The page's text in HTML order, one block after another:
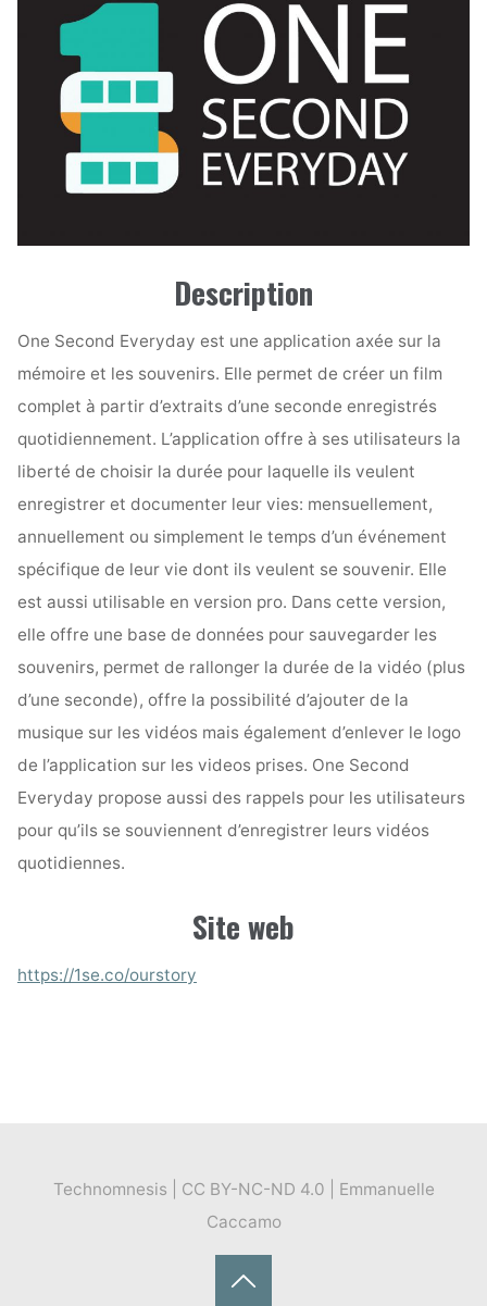
Description
One Second Everyday est une application axée sur la
mémoire et les souvenirs. Elle permet de créer un film
complet à partir d’extraits d’une seconde enregistrés
quotidiennement. L’application offre à ses utilisateurs la
liberté de choisir la durée pour laquelle ils veulent
enregistrer et documenter leur vies: mensuellement,
annuellement ou simplement le temps d’un événement
spécifique de leur vie dont ils veulent se souvenir. Elle
est aussi utilisable en version pro. Dans cette version,
elle offre une base de données pour sauvegarder les
souvenirs, permet de rallonger la durée de la vidéo (plus
d’une seconde), offre la possibilité d’ajouter de la
musique sur les vidéos mais également d’enlever le logo
de l’application sur les videos prises. One Second
Everyday propose aussi des rappels pour les utilisateurs
pour qu’ils se souviennent d’enregistrer leurs vidéos
quotidiennes.
Site web
https://1se.co/ourstory
Technomnesis | CC BY-NC-ND 4.0 | Emmanuelle
Caccamo